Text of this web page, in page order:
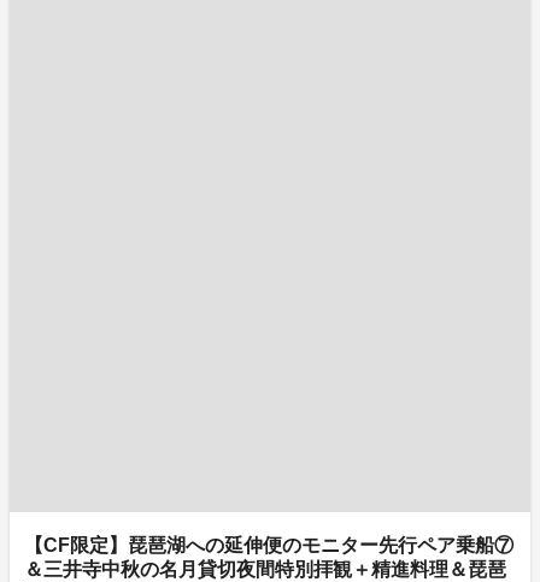
【CF限定】琵琶湖への延伸便のモニター先行ペア乗船⑦
＆三井寺中秋の名月貸切夜間特別拝観＋精進料理＆琵琶